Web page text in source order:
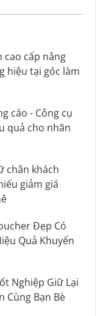
cao cấp nâng
hiệu tại góc làm
cáo - Công cụ
quả cho nhãn
chân khách
giảm giá
Đẹp Có
Quả Khuyến
Nghiệp Giữ Lại
Cùng Bạn Bè